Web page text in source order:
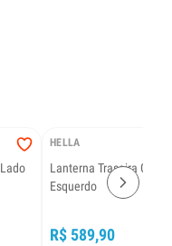
HELLA
Lanterna Traseira Golf
Esquerdo
R$ 589,90